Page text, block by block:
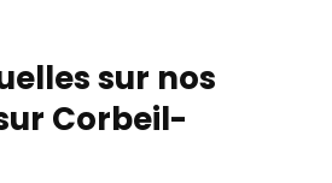
sur nos
Corbeil-